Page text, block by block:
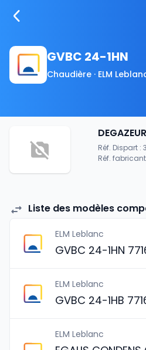
GVBC 24-1HN
Chaudière · ELM
DEGAZEUR
Réf. Dispart :
Réf.
Liste des modèles
ELM Leblanc
GVBC 24-1HN
ELM Leblanc
GVBC 24-1HB
ELM Leblanc